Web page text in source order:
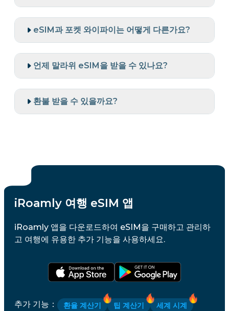
eSIM과 포켓 와이파이는 어떻게 다른가요?
언제 말라위 eSIM을 받을 수 있나요?
환불 받을 수 있을까요?
iRoamly 여행 eSIM 앱
iRoamly 앱을 다운로드하여 eSIM을 구매하고 관리하
고 여행에 유용한 추가 기능을 사용하세요.
추가 기능 ： 환율 계산기 팁 계산기 세계 시계